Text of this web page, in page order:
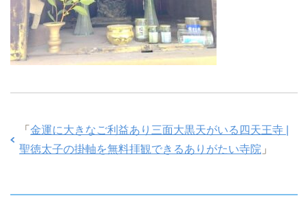
「 金運に大きなご利益あり三面大黒天がいる四天王寺 |
聖徳太子の掛軸を無料拝観できるありがたい寺院 」